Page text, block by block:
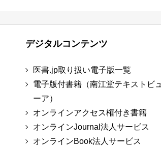
デジタルコンテンツ
医書.jp取り扱い電子版一覧
電子版付書籍（南江堂テキストビュ
ーア）
オンラインアクセス権付き書籍
オンラインJournal法人サービス
オンラインBook法人サービス